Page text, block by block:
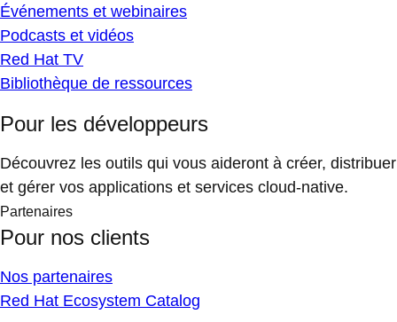
Événements et webinaires
Podcasts et vidéos
Red Hat TV
Bibliothèque de ressources
Pour les développeurs
Découvrez les outils qui vous aideront à créer, distribuer
et gérer vos applications et services cloud-native.
Partenaires
Pour nos clients
Nos partenaires
Red Hat Ecosystem Catalog